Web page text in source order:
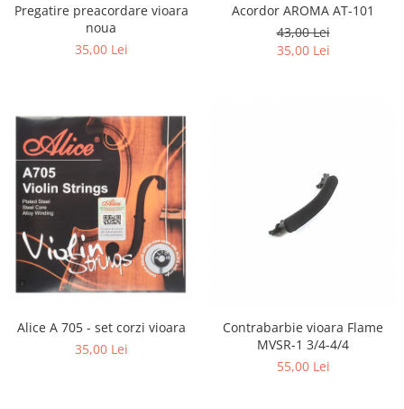
Pregatire preacordare vioara
noua
35,00 Lei
Acordor AROMA AT-101
43,00 Lei
35,00 Lei
Alice A 705 - set corzi vioara
35,00 Lei
Contrabarbie vioara Flame
MVSR-1 3/4-4/4
55,00 Lei